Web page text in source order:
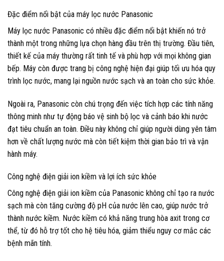
Đặc điểm nổi bật của máy lọc nước Panasonic
Máy lọc nước Panasonic có nhiều đặc điểm nổi bật khiến nó trở
thành một trong những lựa chọn hàng đầu trên thị trường. Đầu tiên,
thiết kế của máy thường rất tinh tế và phù hợp với mọi không gian
bếp. Máy còn được trang bị công nghệ hiện đại giúp tối ưu hóa quy
trình lọc nước, mang lại nguồn nước sạch và an toàn cho sức khỏe.
Ngoài ra, Panasonic còn chú trọng đến việc tích hợp các tính năng
thông minh như tự động báo vệ sinh bộ lọc và cảnh báo khi nước
đạt tiêu chuẩn an toàn. Điều này không chỉ giúp người dùng yên tâm
hơn về chất lượng nước mà còn tiết kiệm thời gian bảo trì và vận
hành máy.
Công nghệ điện giải ion kiềm và lợi ích sức khỏe
Công nghệ điện giải ion kiềm của Panasonic không chỉ tạo ra nước
sạch mà còn tăng cường độ pH của nước lên cao, giúp nước trở
thành nước kiềm. Nước kiềm có khả năng trung hòa axit trong cơ
thể, từ đó hỗ trợ tốt cho hệ tiêu hóa, giảm thiểu nguy cơ mắc các
bệnh mãn tính.